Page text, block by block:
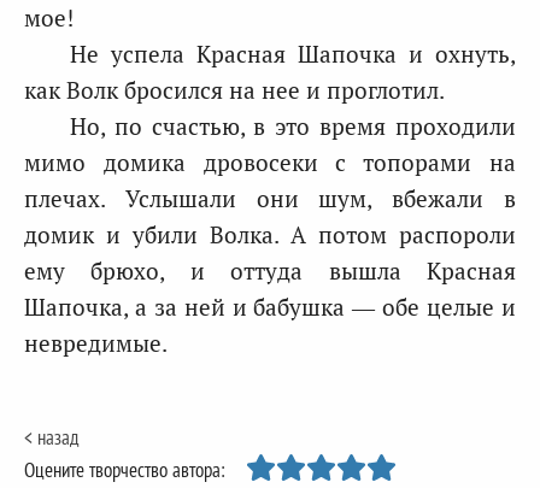
мое!
Не успела Красная Шапочка и охнуть,
как Волк бросился на нее и проглотил.
Но, по счастью, в это время проходили
мимо домика дровосеки с топорами на
плечах. Услышали они шум, вбежали в
домик и убили Волка. А потом распороли
ему брюхо, и оттуда вышла Красная
Шапочка, а за ней и бабушка — обе целые и
невредимые.
< назад
Оцените творчество автора: